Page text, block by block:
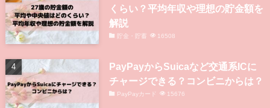
くらい？平均年収や理想の貯金額を
解説
貯金・貯蓄 16508
PayPayからSuicaなど交通系ICに
チャージできる？コンビニからは？
PayPayカード 15676